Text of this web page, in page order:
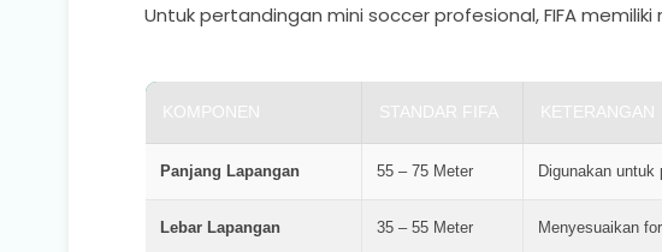
Untuk pertandingan mini soccer profesional, FIFA
KOMPONEN STANDAR FIFA KETERANGAN
Panjang Lapangan 55 – 75 Meter Digunakan untuk
Lebar Lapangan 35 – 55 Meter Menyesuaikan